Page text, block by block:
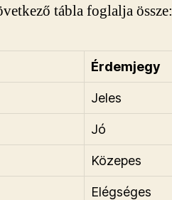
tábla foglalja össze:
Érdemjegy
Jeles
Jó
Közepes
Elégséges